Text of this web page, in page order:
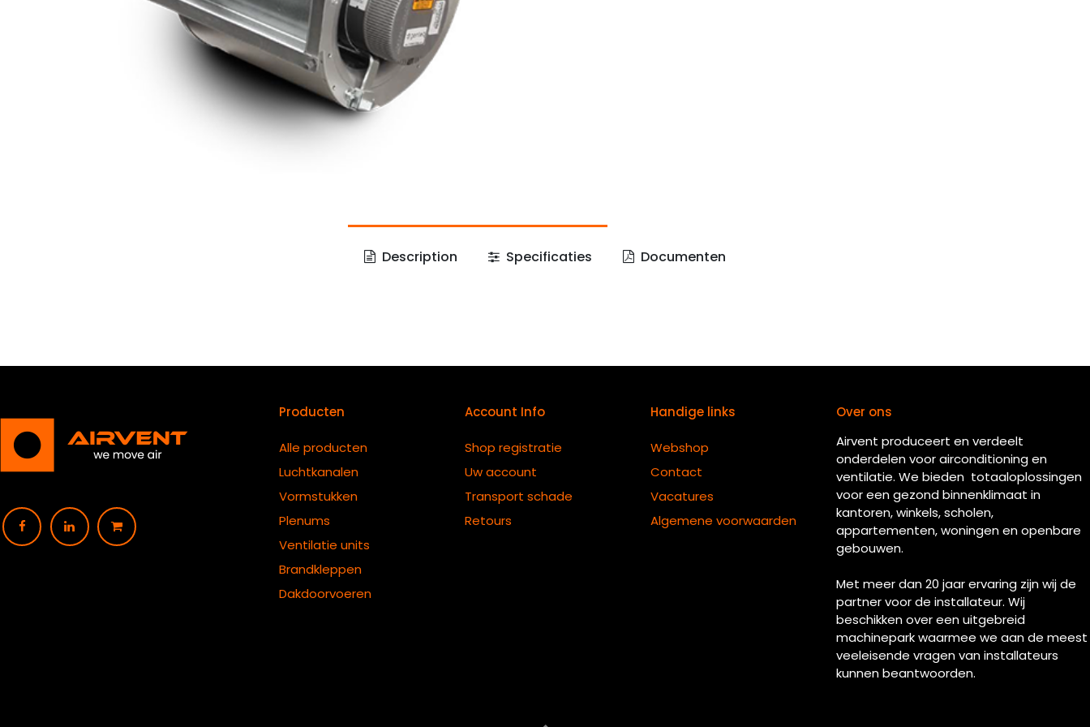
Description Specificaties Documenten
Producten
Alle producten
Luchtkanalen
Vormstukken
Plenums
Ventilatie units
Brandkleppen
Dakdoorvoeren
Account Info
Shop registratie
Uw account
Transport schade
Retours
Handige links
Webshop
Contact
Vacatures
Algemene voorwaarden
Over ons
Airvent produceert en verdeelt
onderdelen voor airconditioning en
ventilatie. We bieden totaaloplossingen
voor een gezond binnenklimaat in
kantoren, winkels, scholen,
appartementen, woningen en openbare
gebouwen.
Met meer dan 20 jaar ervaring zijn wij de
partner voor de installateur. Wij
beschikken over een uitgebreid
machinepark waarmee we aan de meest
veeleisende vragen van installateurs
kunnen beantwoorden.